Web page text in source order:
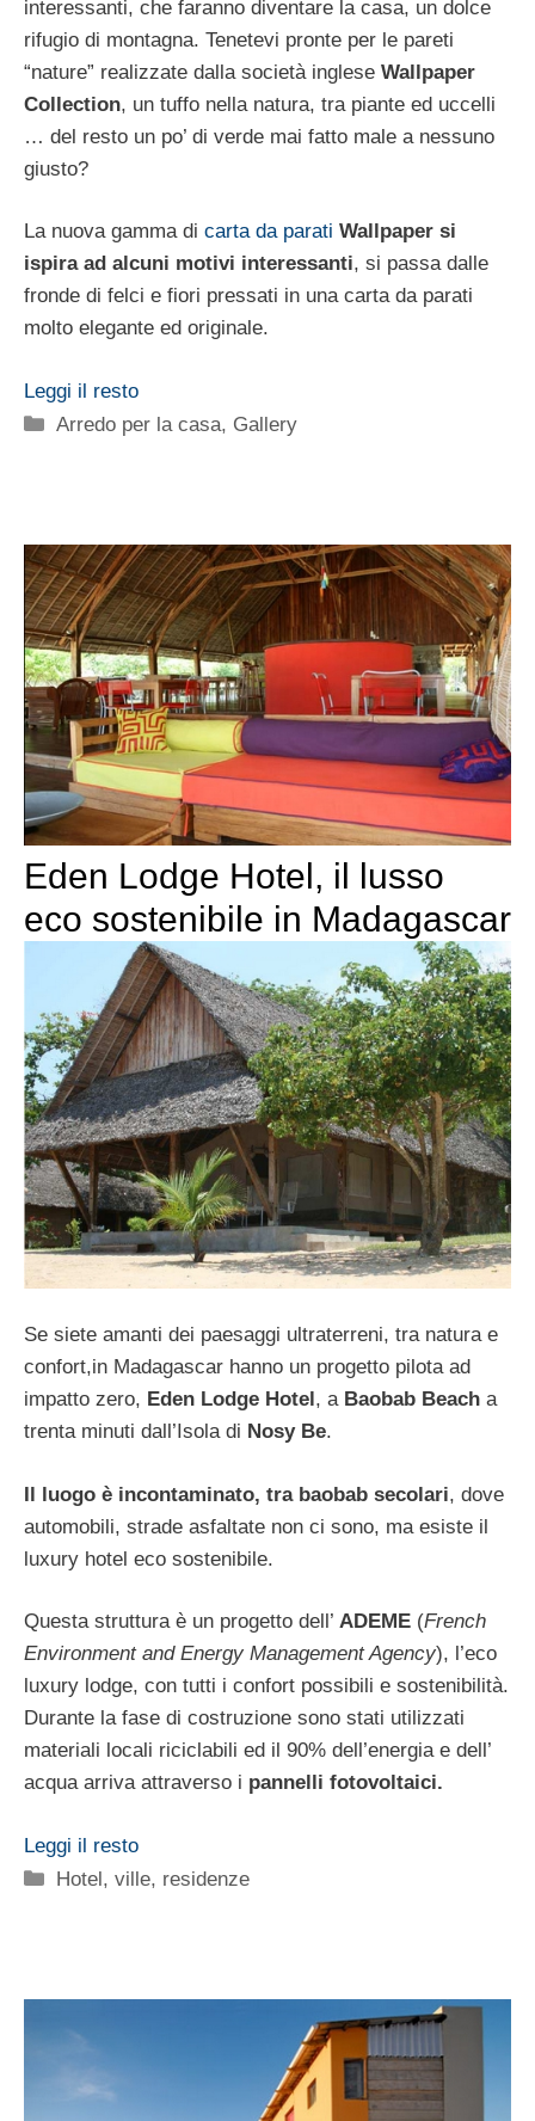
interessanti, che faranno diventare la casa, un dolce
rifugio di montagna. Tenetevi pronte per le pareti
“nature” realizzate dalla società inglese Wallpaper
Collection, un tuffo nella natura, tra piante ed uccelli
… del resto un po’ di verde mai fatto male a nessuno
giusto?
La nuova gamma di carta da parati Wallpaper si
ispira ad alcuni motivi interessanti, si passa dalle
fronde di felci e fiori pressati in una carta da parati
molto elegante ed originale.
Leggi il resto
Categorie
Arredo per la casa, Gallery
Eden Lodge Hotel, il lusso
eco sostenibile in Madagascar
Se siete amanti dei paesaggi ultraterreni, tra natura e
confort,in Madagascar hanno un progetto pilota ad
impatto zero, Eden Lodge Hotel, a Baobab Beach a
trenta minuti dall’Isola di Nosy Be.
Il luogo è incontaminato, tra baobab secolari, dove
automobili, strade asfaltate non ci sono, ma esiste il
luxury hotel eco sostenibile.
Questa struttura è un progetto dell’ ADEME (French
Environment and Energy Management Agency), l’eco
luxury lodge, con tutti i confort possibili e sostenibilità.
Durante la fase di costruzione sono stati utilizzati
materiali locali riciclabili ed il 90% dell’energia e dell’
acqua arriva attraverso i pannelli fotovoltaici.
Leggi il resto
Categorie
Hotel, ville, residenze